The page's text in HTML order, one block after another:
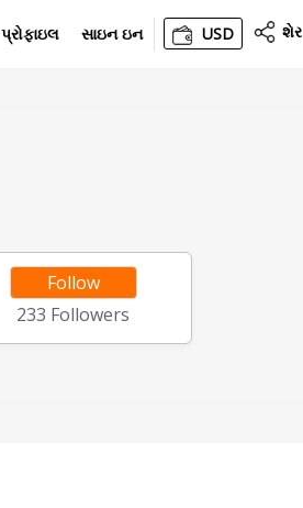
પ્રોફાઇલ સાઇન ઇન USD શેર
Follow
233 Followers